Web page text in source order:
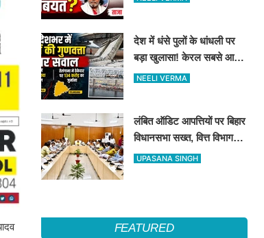
देश में धंसे पुलों के धांधली पर
बड़ा खुलासा! केरल सबसे आगे,
तेलंगाना में ठेकेदार पर ₹134
NEELI VERMA
लंबित ऑडिट आपत्तियों पर बिहार
विधानसभा सख्त, वित्त विभाग
बना नोडल एजेंसी; सभी विभागों
UPASANA SINGH
FEATURED